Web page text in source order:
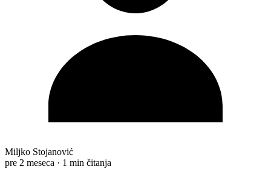
Miljko Stojanović
pre 2 meseca · 1 min čitanja